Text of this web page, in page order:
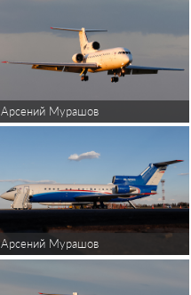
Арсений Мурашов
Арсений Мурашов